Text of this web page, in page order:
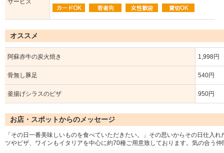
サービス
オススメ
阿蘇赤牛の炭火焼き 1,998円
骨無し豚足 540円
釜揚げシラスのピザ 950円
お店・スポットからのメッセージ
「その日一番美味しいものを食べていただきたい。」その思いからその日仕入
ツやピザ、ワインもイタリアを中心に約70種ご用意致しております。気の合う